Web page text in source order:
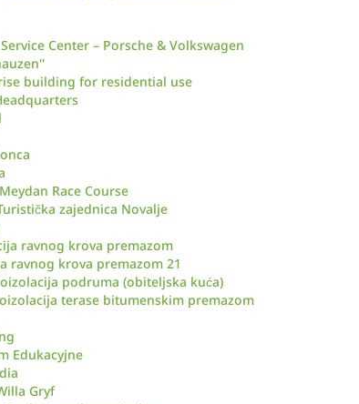
Center – Porsche & Volkswagen
building for residential use
Race Course
zajednica Novalje
ravnog krova premazom
ravnog krova premazom 21
podruma (obiteljska kuća)
terase bitumenskim premazom
Edukacyjne
Gryf